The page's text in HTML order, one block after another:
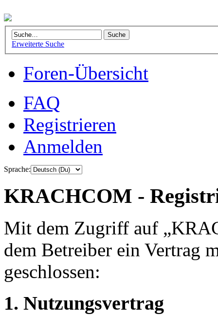
Erweiterte Suche
Foren-Übersicht
FAQ
Registrieren
Anmelden
Sprache:
KRACHCOM -
Mit dem Zugriff auf
dem Betreiber ein Vertrag
geschlossen:
1. Nutzungsvertrag